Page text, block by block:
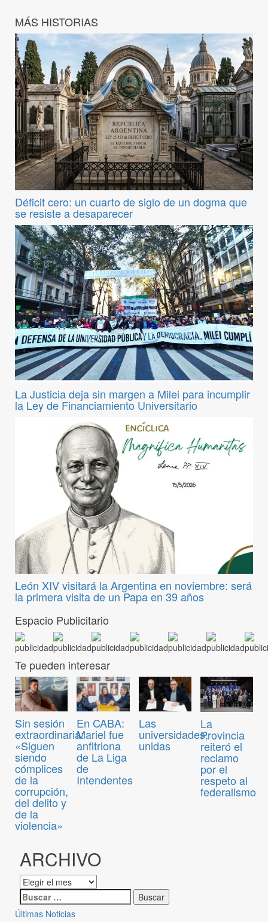
MÁS HISTORIAS
Déficit cero: un cuarto de siglo de un dogma que
se resiste a desaparecer
La Justicia deja sin margen a Milei para incumplir
la Ley de Financiamiento Universitario
León XIV visitará la Argentina en noviembre: será
la primera visita de un Papa en 39 años
Espacio Publicitario
Te pueden interesar
Sin sesión
extraordinaria:
«Siguen
siendo
cómplices
de la
corrupción,
del delito y
de la
violencia»
En CABA:
Mariel fue
anfitriona
de La Liga
de
Intendentes
Las
universidades,
unidas
La
Provincia
reiteró el
reclamo
por el
respeto al
federalismo
ARCHIVO
Últimas Noticias